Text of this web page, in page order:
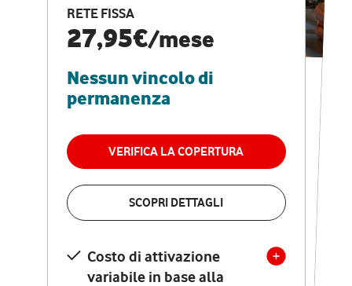
RETE FISSA
27,95€/mese
Nessun vincolo di
permanenza
VERIFICA LA COPERTURA
SCOPRI DETTAGLI
Costo di attivazione
variabile in base alla
Internet veloce e
vantaggi speciali
RETE FISSA + VODAFONE CLUB
29,95€
permanenza
VERIFICA LA COPERTURA
Costo di attivazione
variabile in base alla